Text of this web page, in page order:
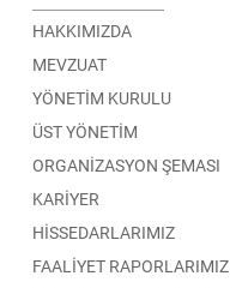
HAKKIMIZDA
MEVZUAT
YÖNETİM KURULU
ÜST YÖNETİM
ORGANİZASYON ŞEMASI
KARİYER
HİSSEDARLARIMIZ
FAALİYET RAPORLARIMIZ